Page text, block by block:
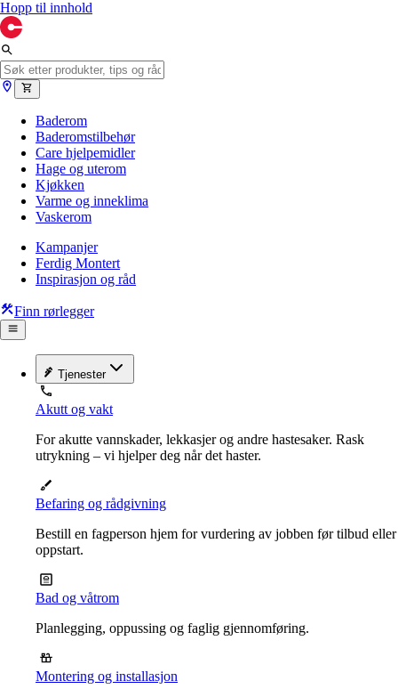
Hopp til innhold
Baderom
Baderomstilbehør
Care hjelpemidler
Hage og uterom
Kjøkken
Varme og inneklima
Vaskerom
Kampanjer
Ferdig Montert
Inspirasjon og råd
Finn rørlegger
Tjenester
Akutt og vakt
For akutte vannskader, lekkasjer og andre hastesaker. Rask
utrykning – vi hjelper deg når det haster.
Befaring og rådgivning
Bestill en fagperson hjem for vurdering av jobben før tilbud eller
oppstart.
Bad og våtrom
Planlegging, oppussing og faglig gjennomføring.
Montering og installasjon